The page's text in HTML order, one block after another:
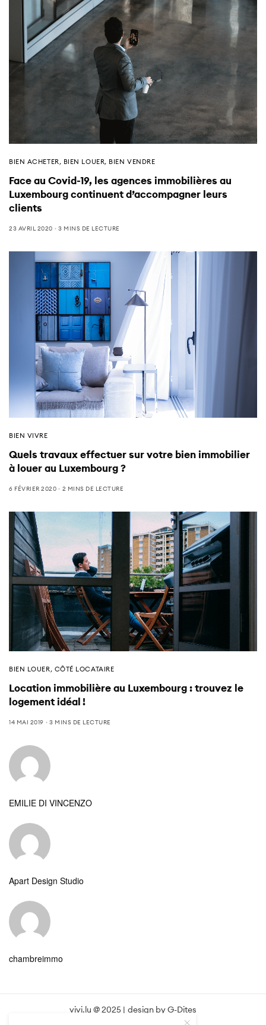
BIEN ACHETER, BIEN LOUER, BIEN VENDRE
Face au Covid-19, les agences immobilières au
Luxembourg continuent d’accompagner leurs
clients
23 AVRIL 2020 3 MINS DE LECTURE
BIEN VIVRE
Quels travaux effectuer sur votre bien immobilier
à louer au Luxembourg ?
6 FÉVRIER 2020 2 MINS DE LECTURE
BIEN LOUER, CÔTÉ LOCATAIRE
Location immobilière au Luxembourg : trouvez le
logement idéal !
14 MAI 2019 3 MINS DE LECTURE
EMILIE DI VINCENZO
Apart Design Studio
chambreimmo
vivi.lu @ 2025 | design byG-Dites